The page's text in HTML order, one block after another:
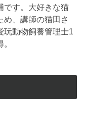
です。大好きな猫
め、講師の猫田さ
玩動物飼養管理士1